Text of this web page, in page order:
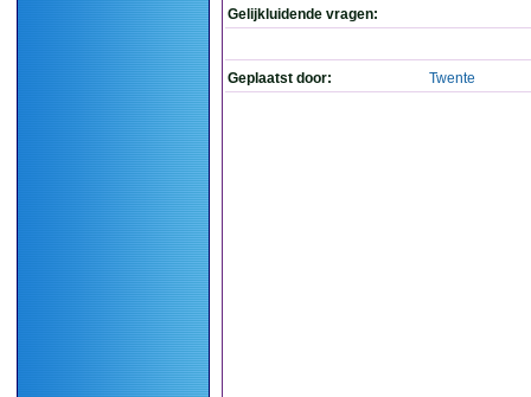
Gelijkluidende vragen:
Geplaatst door: Twente